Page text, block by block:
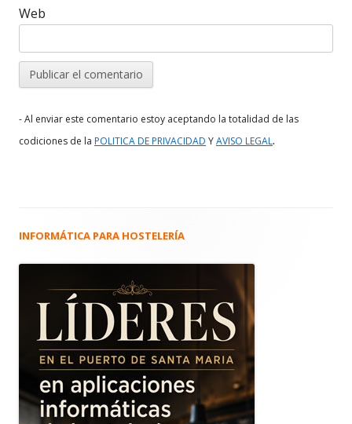
Web
- Al enviar este comentario estoy aceptando la totalidad de las
codiciones de la POLITICA DE PRIVACIDAD YAVISO LEGAL.
Barra
principal
INFORMÁTICA PARA HOSTELERÍA